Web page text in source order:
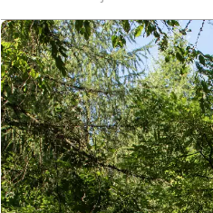
Lokalita